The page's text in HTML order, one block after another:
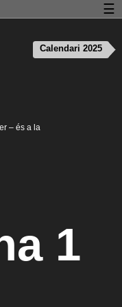
– és a la
1
Calendari 2025
☰